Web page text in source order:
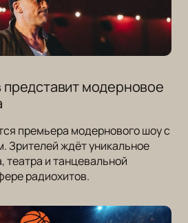
модерновое
премьера модернового шоу с
Зрителей ждёт уникальное
театра и танцевальной
радиохитов.